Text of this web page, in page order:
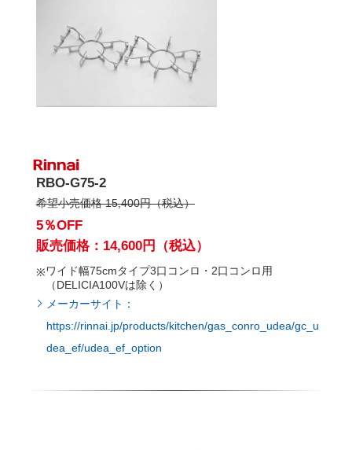
RBO-G75-2
希望小売価格 15,400円（税込）
5％OFF
販売価格：14,600円（税込）
ワイド幅75cmタイプ3口コンロ・2口コンロ用
（DELICIA100Vは除く）
メーカーサイト：
https://rinnai.jp/products/kitchen/gas_conro_udea/gc_u
dea_ef/udea_ef_option